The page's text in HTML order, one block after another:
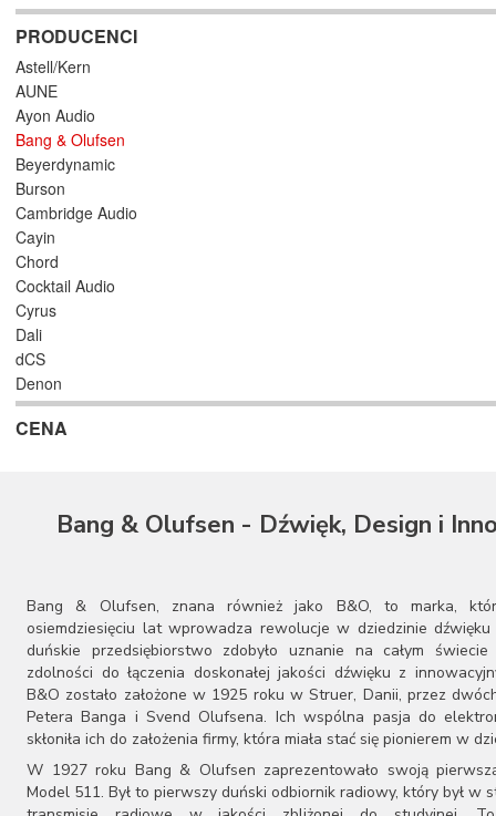
PRODUCENCI
Astell/Kern
AUNE
Ayon Audio
Bang & Olufsen
Beyerdynamic
Burson
Cambridge Audio
Cayin
Chord
Cocktail Audio
Cyrus
Dali
dCS
Denon
Erzetich
FiiO
Grado
iFi Audio
JBL
KEF
Mytek
Naim Audio
Sennheiser
Shanling
Skullcandy
S.M.S.L
CENA
Bang & Olufsen - Dźwięk, Design i
Bang & Olufsen, znana również jako B&O, to marka,
osiemdziesięciu lat wprowadza rewolucje w dziedzinie
duńskie przedsiębiorstwo zdobyło uznanie na całym
zdolności do łączenia doskonałej jakości dźwięku z
B&O zostało założone w 1925 roku w Struer, Danii, przez
Petera Banga i Svend Olufsena. Ich wspólna pasja do
skłoniła ich do założenia firmy, która miała stać się pionierem w
W 1927 roku Bang & Olufsen zaprezentowało swoją
Model 511. Był to pierwszy duński odbiornik radiowy, który był w